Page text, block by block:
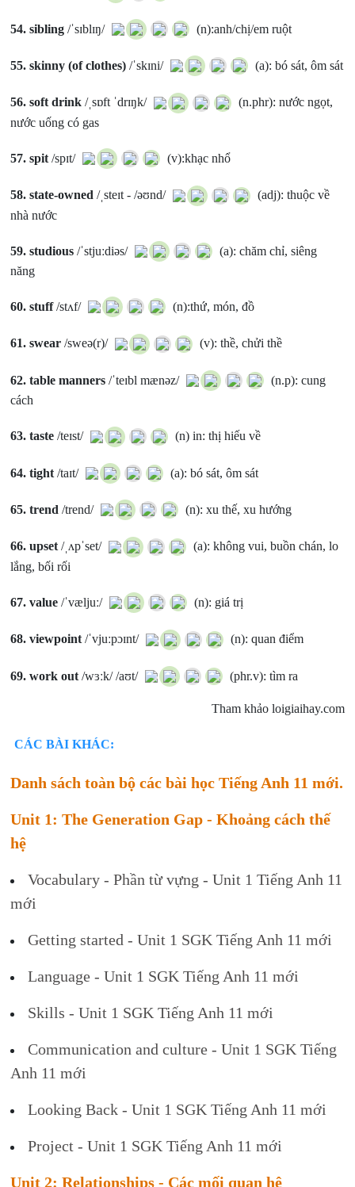
54.sibling /ˈsɪblɪŋ/ (n):anh/chị/em ruột
55.skinny (of clothes) /ˈskɪni/ (a): bó sát, ôm sát
56.soft drink /ˌsɒft ˈdrɪŋk/
(n.phr): nước ngọt,
nước uống có gas
57.spit /spɪt/ (v):khạc nhổ
58.state-owned /ˌsteɪt - /əʊnd/
(adj): thuộc về
nhà nước
59.studious /ˈstjuːdiəs/
(a): chăm chỉ, siêng
năng
60.stuff/stʌf/ (n):thứ, món, đồ
61.swear /sweə(r)/ (v): thề, chửi thề
62.table manners /ˈteɪbl mænəz/
(n.p): cung
cách
63.taste /teɪst/ (n) in: thị hiếu về
64.tight /taɪt/ (a): bó sát, ôm sát
65.trend /trend/ (n): xu thế, xu hướng
66.upset/ˌʌpˈset/
(a): không vui, buồn chán, lo
lắng, bối rối
67.value /ˈvæljuː/ (n): giá trị
68.viewpoint /ˈvjuːpɔɪnt/ (n): quan điểm
69.work out /wɜːk/ /aʊt/ (phr.v): tìm ra
Tham khảo loigiaihay.com
CÁC BÀI KHÁC:
Danh sách toàn bộ các bài học Tiếng Anh 11 mới.
Unit 1: The Generation Gap - Khoảng cách thế
hệ
Vocabulary - Phần từ vựng - Unit 1 Tiếng Anh 11
mới
Getting started - Unit 1 SGK Tiếng Anh 11 mới
Language - Unit 1 SGK Tiếng Anh 11 mới
Skills - Unit 1 SGK Tiếng Anh 11 mới
Communication and culture - Unit 1 SGK Tiếng
Anh 11 mới
Looking Back - Unit 1 SGK Tiếng Anh 11 mới
Project - Unit 1 SGK Tiếng Anh 11 mới
Unit 2: Relationships - Các mối quan hệ